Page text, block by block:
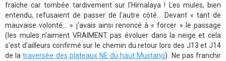
fraîche car tombée tardivement sur l'Himalaya ! Les mules, bien
entendu, refusaient de passer de l'autre côté... Devant « tant de
mauvaise volonté... » j'avais ainsi renoncé à « forcer » le passage
(les mules n'aiment VRAIMENT pas évoluer dans la neige et cela
s'est d'ailleurs confirmé sur le chemin du retour lors des J13 et J14
de latraversée des plateaux NE du haut Mustang). Ne pas franchir